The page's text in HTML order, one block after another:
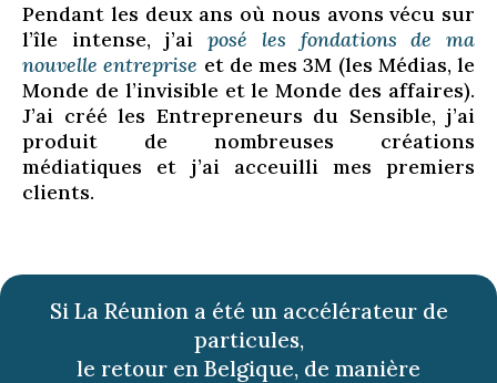
Pendant les deux ans où nous avons vécu sur
l’île intense, j’aiposé les fondations de ma
nouvelle entreprise et de mes 3M (les Médias, le
Monde de l’invisible et le Monde des affaires).
J’ai créé les Entrepreneurs du Sensible, j’ai
produit de nombreuses créations
médiatiques et j’ai acceuilli mes premiers
clients.
Si La Réunion a été un accélérateur de
particules,
le retour en Belgique, de manière